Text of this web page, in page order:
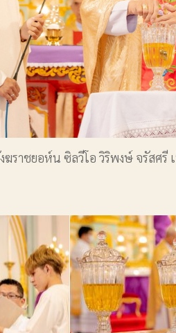
าชยอห์น ซิลวีโอ วิริพงษ์ จรัส